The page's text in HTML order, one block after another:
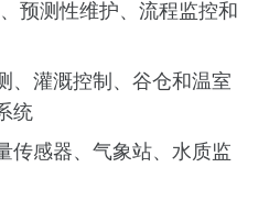
预测性维护、流程监控和
、灌溉控制、谷仓和温室
统
传感器、气象站、水质监